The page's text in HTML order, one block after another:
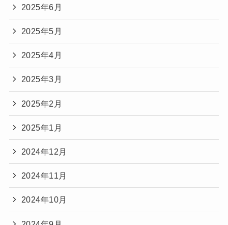
2025年6月
2025年5月
2025年4月
2025年3月
2025年2月
2025年1月
2024年12月
2024年11月
2024年10月